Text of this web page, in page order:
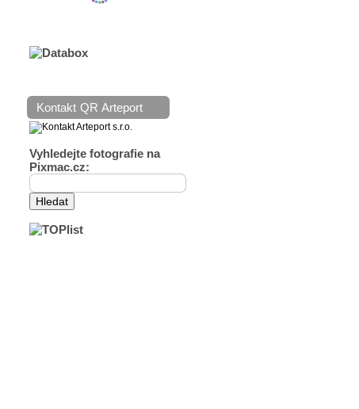
Kontakt QR Arteport
Vyhledejte fotografie na
Pixmac.cz: